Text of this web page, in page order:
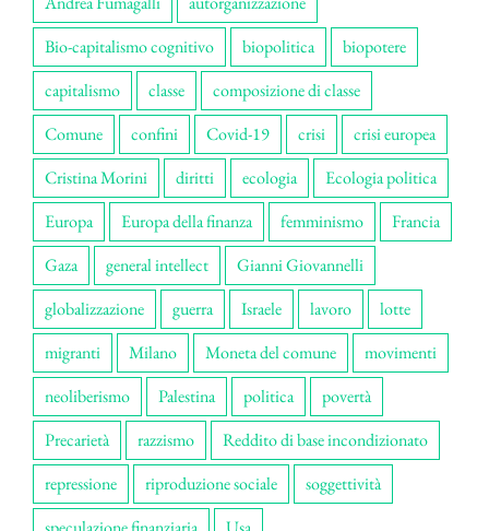
Bio-capitalismo cognitivo
biopolitica
biopotere
capitalismo
classe
composizione di classe
Comune
confini Covid-19 crisi
crisi europea
Cristina Morini
diritti ecologia
Ecologia politica
Europa
Europa della finanza femminismo
Francia
Gaza
general intellect
Gianni Giovannelli
globalizzazione
guerra Israele lavoro
lotte
migranti
Milano Moneta del comune
movimenti
neoliberismo
Palestina politica
povertà
Precarietà
razzismo
Reddito di base incondizionato
repressione
riproduzione sociale
soggettività